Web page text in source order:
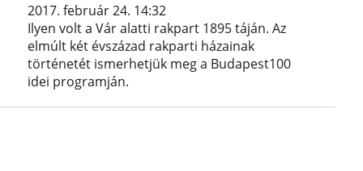
2017. február 24. 14:32
Ilyen volt a Vár alatti rakpart 1895 táján. Az
elmúlt két évszázad rakparti házainak
történetét ismerhetjük meg a Budapest100
idei programján.